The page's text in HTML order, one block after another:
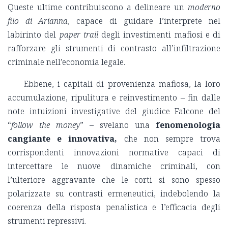
Queste ultime contribuiscono a delineare un moderno
filo di Arianna, capace di guidare l’interprete nel
labirinto del paper traildegli investimenti mafiosi e di
rafforzare gli strumenti di contrasto all’infiltrazione
criminale nell’economia legale.
Ebbene, i capitali di provenienza mafiosa, la loro
accumulazione, ripulitura e reinvestimento – fin dalle
note intuizioni investigative del giudice Falcone del
“follow the money” – svelano una fenomenologia
cangiante e innovativa, che non sempre trova
corrispondenti innovazioni normative capaci di
intercettare le nuove dinamiche criminali, con
l’ulteriore aggravante che le corti si sono spesso
polarizzate su contrasti ermeneutici, indebolendo la
coerenza della risposta penalistica e l’efficacia degli
strumenti repressivi.